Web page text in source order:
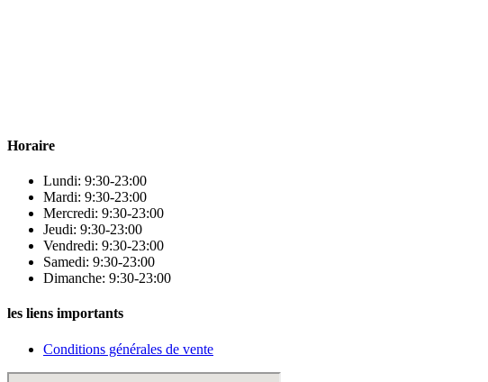
Horaire
Lundi: 9:30-23:00
Mardi: 9:30-23:00
Mercredi: 9:30-23:00
Jeudi: 9:30-23:00
Vendredi: 9:30-23:00
Samedi: 9:30-23:00
Dimanche: 9:30-23:00
les liens importants
Conditions générales de vente